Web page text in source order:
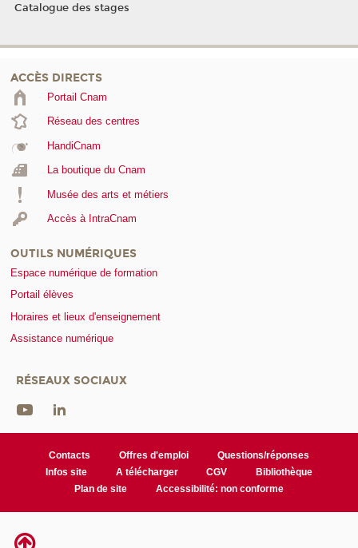
Catalogue des stages
ACCÈS DIRECTS
Portail Cnam
Réseau des centres
HandiCnam
La boutique du Cnam
Musée des arts et métiers
Accès à IntraCnam
OUTILS NUMÉRIQUES
Espace numérique de formation
Portail élèves
Horaires et lieux d'enseignement
Assistance numérique
RÉSEAUX SOCIAUX
Contacts Offres d'emploi
Questions/réponses
Infos site
A télécharger CGV
Bibliothèque
Plan de site
Accessibilité: non conforme